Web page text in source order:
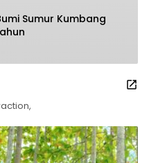
Sumur Kumbang